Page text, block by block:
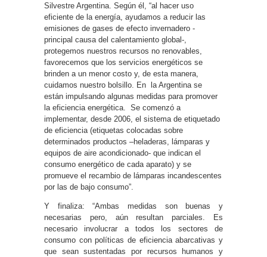
Silvestre Argentina. Según él, “al hacer uso
eficiente de la energía, ayudamos a reducir las
emisiones de gases de efecto invernadero -
principal causa del calentamiento global-,
protegemos nuestros recursos no renovables,
favorecemos que los servicios energéticos se
brinden a un menor costo y, de esta manera,
cuidamos nuestro bolsillo. En la Argentina se
están impulsando algunas medidas para promover
la eficiencia energética. Se comenzó a
implementar, desde 2006, el sistema de etiquetado
de eficiencia (etiquetas colocadas sobre
determinados productos –heladeras, lámparas y
equipos de aire acondicionado- que indican el
consumo energético de cada aparato) y se
promueve el recambio de lámparas incandescentes
por las de bajo consumo”.
Y finaliza: “Ambas medidas son buenas y
necesarias pero, aún resultan parciales. Es
necesario involucrar a todos los sectores de
consumo con políticas de eficiencia abarcativas y
que sean sustentadas por recursos humanos y